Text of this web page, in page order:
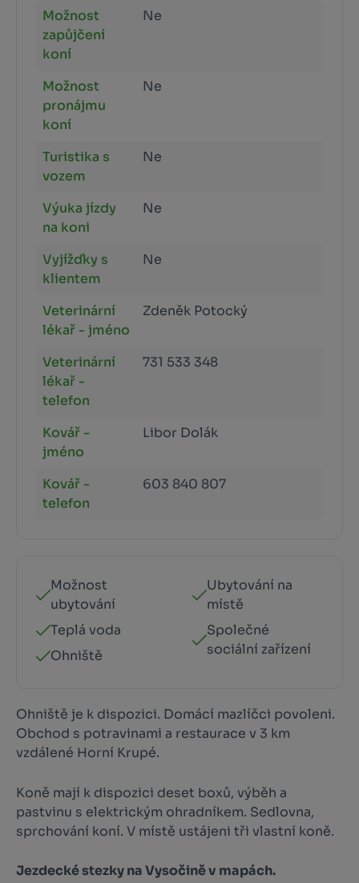
Možnost
zapůjčení
koní
Ne
Možnost
pronájmu
koní
Ne
Turistika s
vozem
Ne
Výuka jízdy
na koni
Ne
Vyjížďky s
klientem
Ne
Veterinární
lékař - jméno
Zdeněk Potocký
Veterinární
lékař -
telefon
731 533 348
Kovář -
jméno
Libor Dolák
Kovář -
telefon
603 840 807
Možnost
ubytování
Teplá voda
Ohniště
Ubytování na
místě
Společné
sociální zařízení
Ohniště je k dispozici. Domácí mazlíčci povoleni.
Obchod s potravinami a restaurace v 3 km
vzdálené Horní Krupé.
Koně mají k dispozici deset boxů, výběh a
pastvinu s elektrickým ohradníkem. Sedlovna,
sprchování koní. V místě ustájeni tři vlastní koně.
Jezdecké stezky na Vysočině v mapách.